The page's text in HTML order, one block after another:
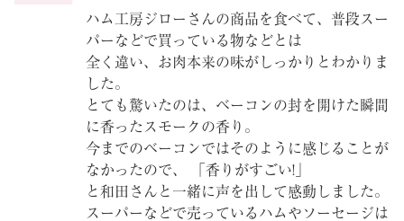
ハム工房ジローさんの商品を食べて、普段スー
パーなどで買っている物などとは
全く違い、お肉本来の味がしっかりとわかりま
した。
とても驚いたのは、ベーコンの封を開けた瞬間
に香ったスモークの香り。
今までのベーコンではそのように感じることが
なかったので、 「香りがすごい!」
と和田さんと一緒に声を出して感動しました。
スーパーなどで売っているハムやソーセージは